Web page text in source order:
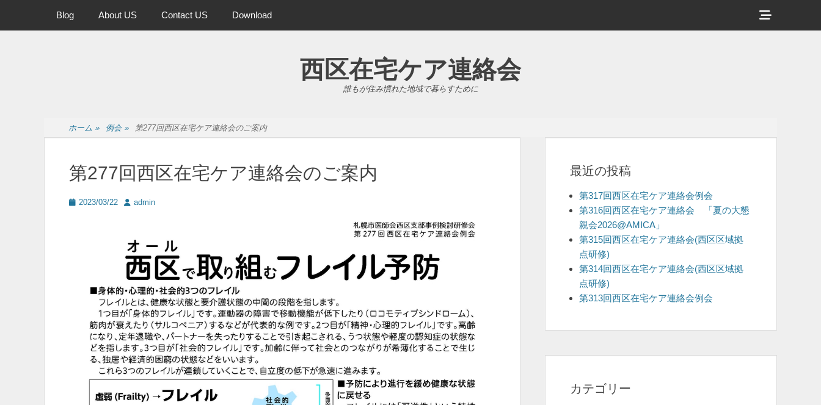
メインメニュー
プ
Blog About US Contact US Download
ヘ
ッ
示
西区在宅ケア連絡会
誰もが住み慣れた地域で暮らすために
ホーム » 例会 » 第277回西区在宅ケア連絡会のご案内
第277回西区在宅ケア連絡会のご案内
投 2023/03/22
投 admin
最近の投稿
第317回西区在宅ケア連絡会例会
第316回西区在宅ケア連絡会 「夏の大懇
親会2026@AMICA」
第315回西区在宅ケア連絡会(西区区域拠
点研修)
第314回西区在宅ケア連絡会(西区区域拠
点研修)
第313回西区在宅ケア連絡会例会
カテゴリー